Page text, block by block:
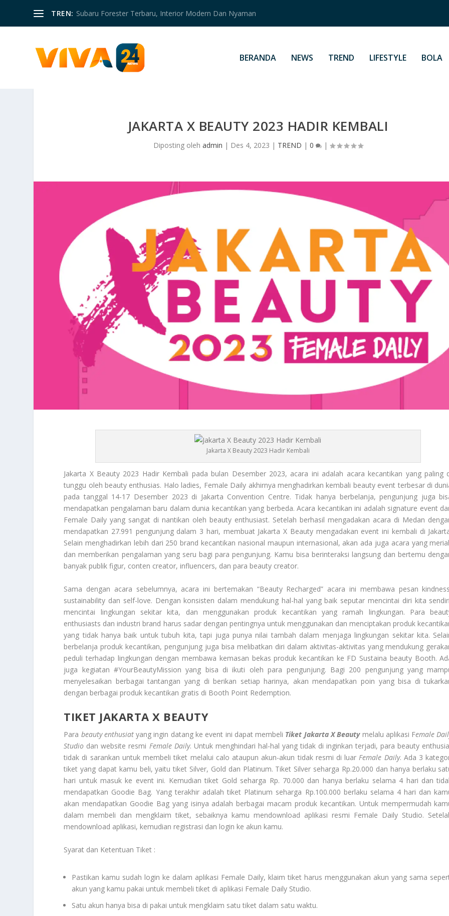
TREN: Subaru Forester Terbaru, Interior Modern Dan Nyaman
BERANDA NEWS TREND LIFESTYLE BOLA
JAKARTA X BEAUTY 2023 HADIR KEMBALI
Diposting oleh admin | Des 4, 2023 | TREND | 0 |
Jakarta X Beauty 2023 Hadir Kembali
Jakarta X Beauty 2023 Hadir Kembali pada bulan Desember 2023, acara ini adalah acara kecantikan yang paling
tunggu oleh beauty enthusias. Halo ladies, Female Daily akhirnya menghadirkan kembali beauty event terbesar di
pada tanggal 14-17 Desember 2023 di Jakarta Convention Centre. Tidak hanya berbelanja, pengunjung juga
mendapatkan pengalaman baru dalam dunia kecantikan yang berbeda. Acara kecantikan ini adalah signature event
Female Daily yang sangat di nantikan oleh beauty enthusiast. Setelah berhasil mengadakan acara di Medan
mendapatkan 27.991 pengunjung dalam 3 hari, membuat Jakarta X Beautymengadakan event ini kembali di
Selain menghadirkan lebih dari 250 brand kecantikan nasional maupun internasional, akan ada juga acara yang
dan memberikan pengalaman yang seru bagi para pengunjung. Kamu bisa berinteraksi langsung dan bertemu
banyak publik figur, conten creator, influencers, dan para beauty creator.
Sama dengan acara sebelumnya, acara ini bertemakan “Beauty Recharged” acara ini membawa pesan kindness
sustainability dan self-love. Dengan konsisten dalam mendukung hal-hal yang baik seputar mencintai diri kita
mencintai lingkungan sekitar kita, dan menggunakan produk kecantikan yang ramah lingkungan. Para
enthusiasts dan industri brand harus sadar dengan pentingnya untuk menggunakan dan menciptakan produk
yang tidak hanya baik untuk tubuh kita, tapi juga punya nilai tambah dalam menjaga lingkungan sekitar kita.
berbelanja produk kecantikan, pengunjung juga bisa melibatkan diri dalam aktivitas-aktivitas yang mendukung
peduli terhadap lingkungan dengan membawa kemasan bekas produk kecantikan ke FD Sustaina beauty Booth.
juga kegiatan #YourBeautyMission yang bisa di ikuti oleh para pengunjung. Bagi 200 pengunjung yang
menyelesaikan berbagai tantangan yang di berikan setiap harinya, akan mendapatkan poin yang bisa di
dengan berbagai produk kecantikan gratis di Booth Point Redemption.
TIKET JAKARTA X BEAUTY
Para beauty enthusiatyang ingin datang ke event ini dapat membeli Tiket Jakarta X Beautymelalu aplikasi Female
Studio dan website resmi Female Daily. Untuk menghindari hal-hal yang tidak di inginkan terjadi, para beauty
tidak di sarankan untuk membeli tiket melalui calo ataupun akun-akun tidak resmi di luarFemale Daily. Ada 3
tiket yang dapat kamu beli, yaitu tiket Silver, Gold dan Platinum. Tiket Silver seharga Rp.20.000 dan hanya berlaku
hari untuk masuk ke event ini. Kemudian tiket Gold seharga Rp. 70.000 dan hanya berlaku selama 4 hari dan
mendapatkan Goodie Bag. Yang terakhir adalah tiket Platinum seharga Rp.100.000 berlaku selama 4 hari dan
akan mendapatkan Goodie Bag yang isinya adalah berbagai macam produk kecantikan. Untuk mempermudah
dalam membeli dan mengklaim tiket, sebaiknya kamu mendownload aplikasi resmi Female Daily Studio.
mendownload aplikasi, kemudian registrasi dan login ke akun kamu.
Syarat dan Ketentuan Tiket :
Pastikan kamu sudah login ke dalam aplikasi Female Daily, klaim tiket harus menggunakan akun yang sama
akun yang kamu pakai untuk membeli tiket di aplikasi Female Daily Studio.
Satu akun hanya bisa di pakai untuk mengklaim satu tiket dalam satu waktu.